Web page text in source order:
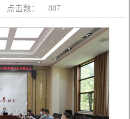
点击数： 887